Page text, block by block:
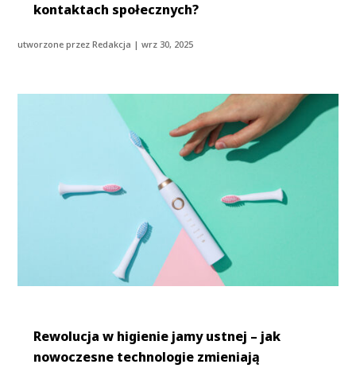
kontaktach społecznych?
utworzone przezRedakcja |wrz 30, 2025
Rewolucja w higienie jamy ustnej – jak
nowoczesne technologie zmieniają